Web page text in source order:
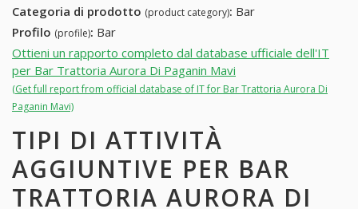
Categoria di prodotto (product category): Bar
Profilo (profile): Bar
Ottieni un rapporto completo dal database ufficiale dell'IT
per Bar Trattoria Aurora Di Paganin Mavi
(Get full report from official database of IT for Bar Trattoria Aurora Di
Paganin Mavi)
TIPI DI ATTIVITÀ
AGGIUNTIVE PER BAR
TRATTORIA AURORA DI